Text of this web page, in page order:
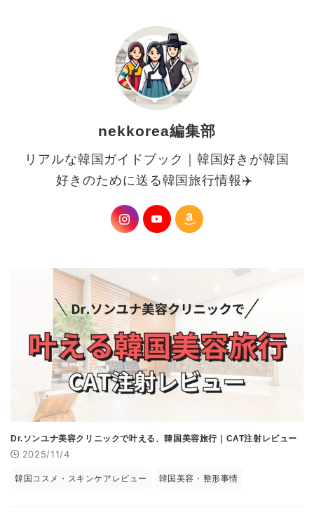
nekkorea編集部
リアルな韓国ガイドブック｜韓国好きが韓国
好きのために送る韓国旅行情報✈️ ⁡
Dr.ソンユナ美容クリニックで叶える、韓国美容旅行｜CAT注射レビュー
2025/11/4
韓国コスメ・スキンケアレビュー 韓国美容・整形事情